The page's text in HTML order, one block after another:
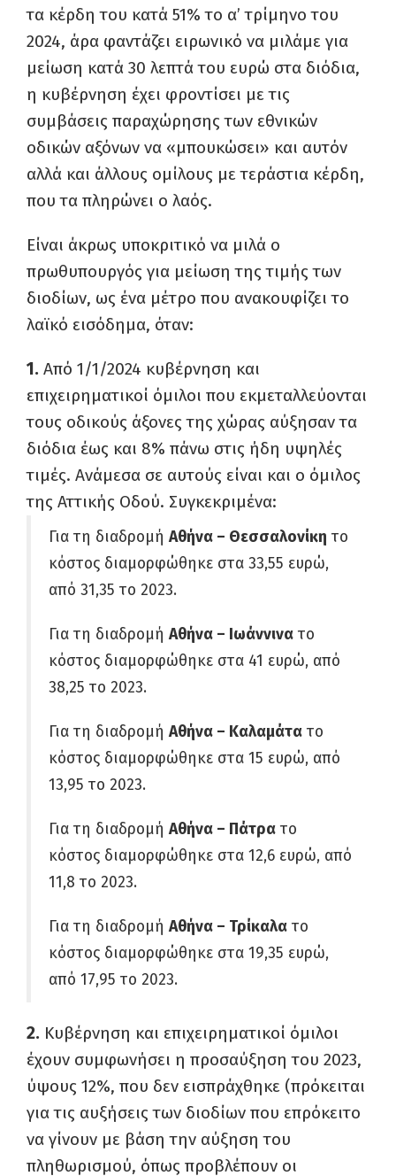
τα κέρδη του κατά 51% το α’ τρίμηνο του
2024, άρα φαντάζει ειρωνικό να μιλάμε για
μείωση κατά 30 λεπτά του ευρώ στα διόδια,
η κυβέρνηση έχει φροντίσει με τις
συμβάσεις παραχώρησης των εθνικών
οδικών αξόνων να «μπουκώσει» και αυτόν
αλλά και άλλους ομίλους με τεράστια κέρδη,
που τα πληρώνει ο λαός.
Είναι άκρως υποκριτικό να μιλά ο
πρωθυπουργός για μείωση της τιμής των
διοδίων, ως ένα μέτρο που ανακουφίζει το
λαϊκό εισόδημα, όταν:
1. Από 1/1/2024 κυβέρνηση και
επιχειρηματικοί όμιλοι που εκμεταλλεύονται
τους οδικούς άξονες της χώρας αύξησαν τα
διόδια έως και 8% πάνω στις ήδη υψηλές
τιμές. Ανάμεσα σε αυτούς είναι και ο όμιλος
της Αττικής Οδού. Συγκεκριμένα:
Για τη διαδρομή Αθήνα – Θεσσαλονίκη το
κόστος διαμορφώθηκε στα 33,55 ευρώ,
από 31,35 το 2023.
Για τη διαδρομή Αθήνα – Ιωάννινα το
κόστος διαμορφώθηκε στα 41 ευρώ, από
38,25 το 2023.
Για τη διαδρομή Αθήνα – Καλαμάτα το
κόστος διαμορφώθηκε στα 15 ευρώ, από
13,95 το 2023.
Για τη διαδρομή Αθήνα – Πάτρα το
κόστος διαμορφώθηκε στα 12,6 ευρώ, από
11,8 το 2023.
Για τη διαδρομή Αθήνα – Τρίκαλα το
κόστος διαμορφώθηκε στα 19,35 ευρώ,
από 17,95 το 2023.
2. Κυβέρνηση και επιχειρηματικοί όμιλοι
έχουν συμφωνήσει η προσαύξηση του 2023,
ύψους 12%, που δεν εισπράχθηκε (πρόκειται
για τις αυξήσεις των διοδίων που επρόκειτο
να γίνουν με βάση την αύξηση του
πληθωρισμού, όπως προβλέπουν οι